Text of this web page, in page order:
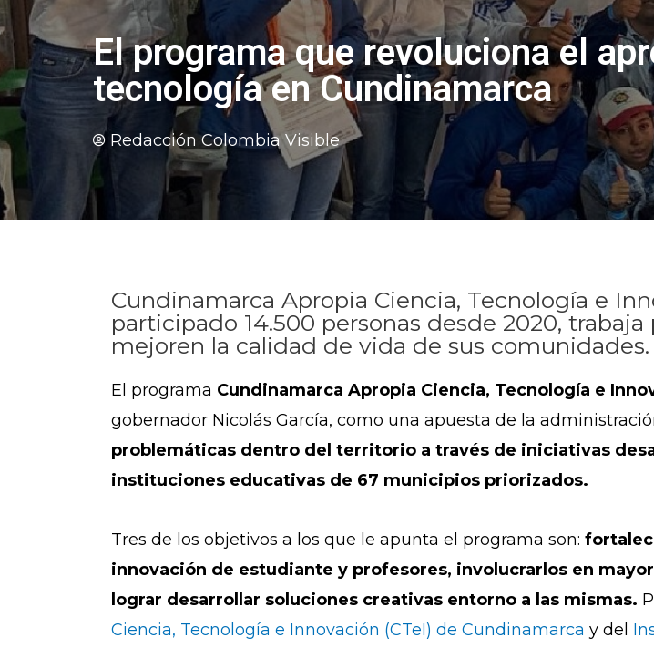
El programa que revoluciona el
tecnología en Cundinamarca
Redacción Colombia Visible
Cundinamarca Apropia Ciencia, Tecnología e
participado 14.500 personas desde 2020,
mejoren la calidad de vida de sus comunidades.
El programa Cundinamarca Apropia Ciencia, Tecnología e
gobernador Nicolás García, como una apuesta de la
problemáticas dentro del territorio a través de iniciativas
instituciones educativas de 67 municipios priorizados.
Tres de los objetivos a los que le apunta el programa son:
innovación de estudiante y profesores, involucrarlos en
lograr desarrollar soluciones creativas entorno a las mismas.
Ciencia, Tecnología e Innovación (CTeI) de Cundinamarca y del